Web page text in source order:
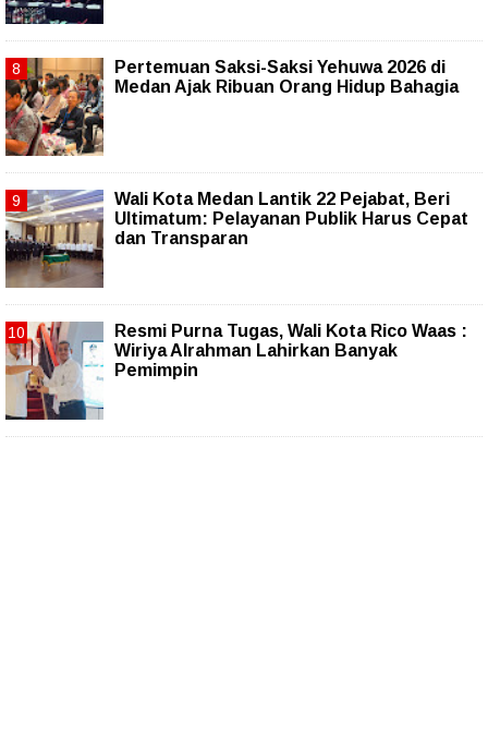
Pertemuan Saksi-Saksi Yehuwa 2026 di
Medan Ajak Ribuan Orang Hidup Bahagia
Wali Kota Medan Lantik 22 Pejabat, Beri
Ultimatum: Pelayanan Publik Harus Cepat
dan Transparan
Resmi Purna Tugas, Wali Kota Rico Waas :
Wiriya Alrahman Lahirkan Banyak
Pemimpin